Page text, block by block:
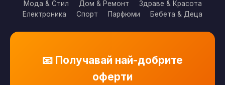
Мода & Стил Дом & Ремонт
Здраве & Красота
Електроника
Спорт Парфюми Бебета & Деца
📧 Получавай най-добрите
оферти